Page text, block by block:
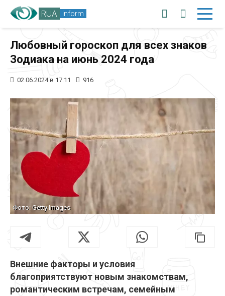
RUA inform
Любовный гороскоп для всех знаков
Зодиака на июнь 2024 года
02.06.2024 в 17:11 916
Фото: Getty Images
Внешние факторы и условия
благоприятствуют новым знакомствам,
романтическим встречам, семейным